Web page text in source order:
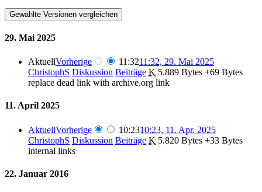
29. Mai 2025
AktuellVorherige 11:3211:32, 29. Mai 2025
ChristophS Diskussion Beiträge K 5.889 Bytes +69 Bytes
replace dead link with archive.org link
11. April 2025
AktuellVorherige 10:2310:23, 11. Apr. 2025
ChristophS Diskussion Beiträge K 5.820 Bytes +33 Bytes
internal links
22. Januar 2016